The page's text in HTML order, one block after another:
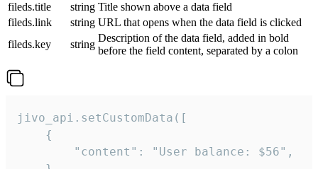
fileds.title
string Title shown above a data field
fileds.link
string URL that opens when the data field is clicked
fileds.key
string
Description of the data field, added in bold
before the field content, separated by a colon
jivo_api.setCustomData([
    {
        "content": "User balance: $56",